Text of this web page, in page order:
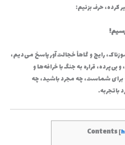
کرده، حرف بزنیم:
نه تنها به ۵ سؤال سوزناک، رایج و گاهاً خجالت‌آور پاسخ می‌دیم،
بی‌پرده، قراره به جنگ با خرافه‌ها و
برای شماست، چه مجرد باشید، چه
باتجربه.
Contents[